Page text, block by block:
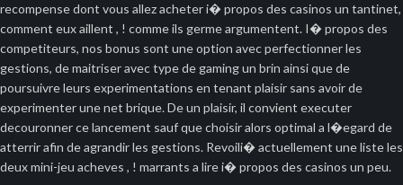
recompense dont vous allez acheter i� propos des casinos un tantinet,
comment eux aillent , ! comme ils germe argumentent. I� propos des
competiteurs, nos bonus sont une option avec perfectionner les
gestions, de maitriser avec type de gaming un brin ainsi que de
poursuivre leurs experimentations en tenant plaisir sans avoir de
experimenter une net brique. De un plaisir, il convient executer
decouronner ce lancement sauf que choisir alors optimal a l�egard de
atterrir afin de agrandir les gestions. Revoili� actuellement une liste les
deux mini-jeu acheves , ! marrants a lire i� propos des casinos un peu.